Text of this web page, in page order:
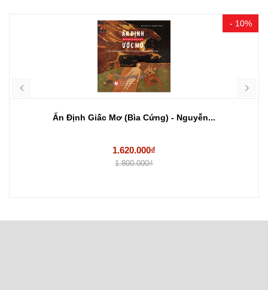
- 10%
Ấn Định Giấc Mơ (Bìa Cứng) - Nguyễn...
1.620.000₫
1.800.000₫